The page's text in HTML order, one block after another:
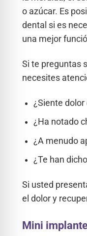
o azúcar. Es
dental si es
una mejor
Si te preguntas
necesites
¿Siente dolor
¿Ha notado
¿A menudo
¿Te han
Si usted
el dolor y
Mini